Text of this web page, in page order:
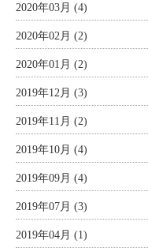
2020年03月 (4)
2020年02月 (2)
2020年01月 (2)
2019年12月 (3)
2019年11月 (2)
2019年10月 (4)
2019年09月 (4)
2019年07月 (3)
2019年04月 (1)